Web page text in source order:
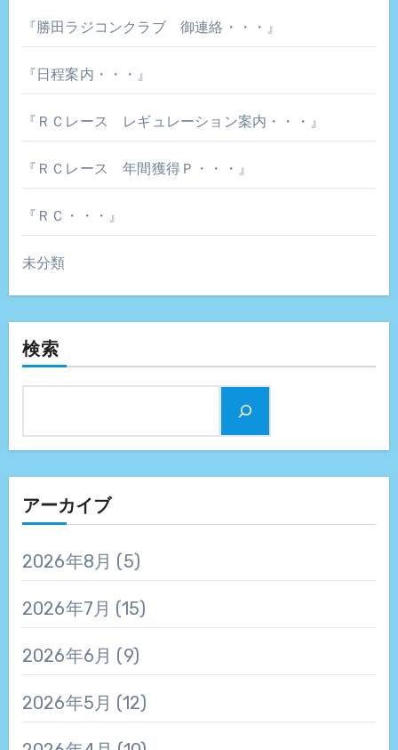
『勝田ラジコンクラブ 御連絡・・・』
『日程案内・・・』
『ＲＣレース レギュレーション案内・・・』
『ＲＣレース 年間獲得Ｐ・・・』
『ＲＣ・・・』
未分類
検索
アーカイブ
2026年8月 (5)
2026年7月 (15)
2026年6月 (9)
2026年5月 (12)